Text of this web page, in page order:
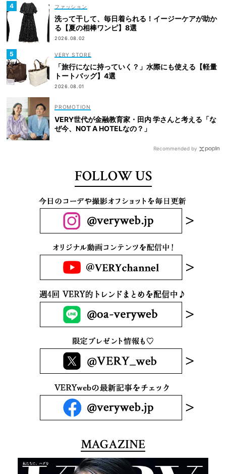
ファッション
洗って干して、毎日着られる！イージーケアが助か
る【夏の相棒ワンピ】8選
2026.08.02
VERY STORE
「旅行になに持っていく？」水際にも使える【軽量
トートバッグ】4選
2026.08.01
VERY世代が金融教育家・田内 学さんと考える「な
ぜ今、NOT A HOTELなの？」
Recommended by
FOLLOW US
MAGAZINE